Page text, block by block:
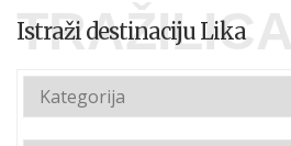
TRAŽILICA
Istraži destinaciju Lika